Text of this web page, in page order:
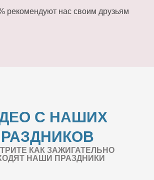
рекомендуют нас своим друзьям
С НАШИХ
КАК ЗАЖИГАТЕЛЬНО
НАШИ ПРАЗДНИКИ